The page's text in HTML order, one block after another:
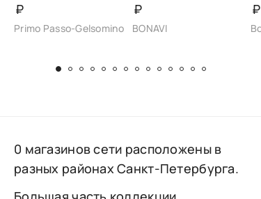
₽
Primo Passo-Gelsomino
₽
BONAVI
₽
0 магазинов сети расположены в
разных районах Санкт-Петербурга.